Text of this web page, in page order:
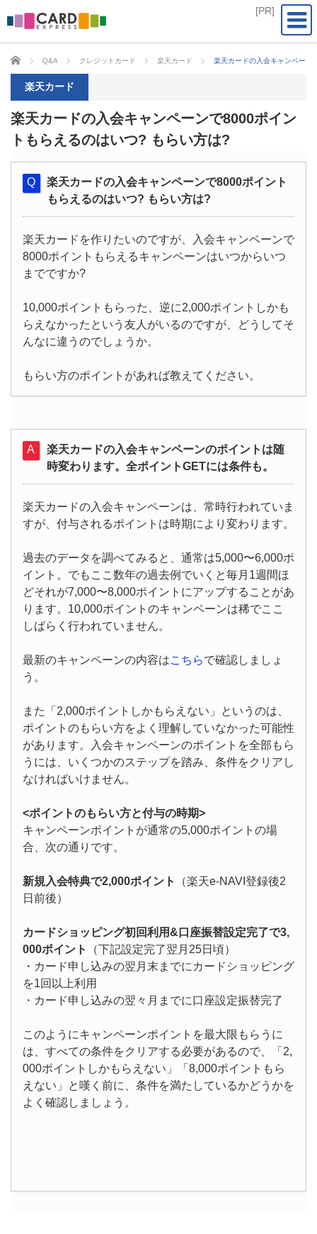
CARD EXPRESS
Q&A クレジットカード 楽天カード 楽天カードの入会キャンペーン
楽天カード
楽天カードの入会キャンペーンで8000ポイン
トもらえるのはいつ? もらい方は?
楽天カードの入会キャンペーンで8000ポイント
もらえるのはいつ? もらい方は?
楽天カードを作りたいのですが、入会キャンペーンで
8000ポイントもらえるキャンペーンはいつからいつ
までですか?
10,000ポイントもらった、逆に2,000ポイントしかも
らえなかったという友人がいるのですが、どうしてそ
んなに違うのでしょうか。
もらい方のポイントがあれば教えてください。
楽天カードの入会キャンペーンのポイントは随
時変わります。全ポイントGETには条件も。
楽天カードの入会キャンペーンは、常時行われていま
すが、付与されるポイントは時期により変わります。
過去のデータを調べてみると、通常は5,000〜6,000ポ
イント。でもここ数年の過去例でいくと毎月1週間ほ
どそれが7,000〜8,000ポイントにアップすることがあ
ります。10,000ポイントのキャンペーンは稀でここ
しばらく行われていません。
最新のキャンペーンの内容はこちらで確認しましょ
う。
また「2,000ポイントしかもらえない」というのは、
ポイントのもらい方をよく理解していなかった可能性
があります。入会キャンペーンのポイントを全部もら
うには、いくつかのステップを踏み、条件をクリアし
なければいけません。
<ポイントのもらい方と付与の時期>
キャンペーンポイントが通常の5,000ポイントの場
合、次の通りです。
新規入会特典で2,000ポイント
（楽天e-NAVI登録後2
日前後）
カードショッピング初回利用&口座振替設定完了で3,
000ポイント
（下記設定完了翌月25日頃）
・カード申し込みの翌月末までにカードショッピング
を1回以上利用
・カード申し込みの翌々月までに口座設定振替完了
このようにキャンペーンポイントを最大限もらうに
は、すべての条件をクリアする必要があるので、「2,
000ポイントしかもらえない」「8,000ポイントもら
えない」と嘆く前に、条件を満たしているかどうかを
よく確認しましょう。